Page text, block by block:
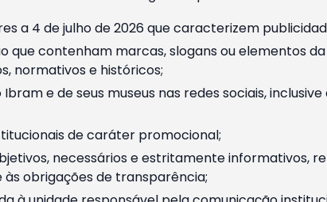
a 4 de julho de 2026 que caracterizem
contenham marcas, slogans ou elementos
normativos e históricos;
e de seus museus nas redes sociais,
de caráter promocional;
necessários e estritamente informativos,
obrigações de transparência;